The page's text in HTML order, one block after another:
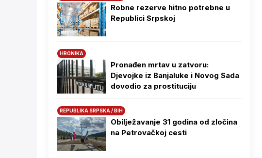
Robne rezerve hitno potrebne u
Republici Srpskoj
HRONIKA
Pronađen mrtav u zatvoru:
Djevojke iz Banjaluke i Novog Sada
dovodio za prostituciju
REPUBLIKA SRPSKA / BIH
Obilježavanje 31 godina od zločina
na Petrovačkoj cesti